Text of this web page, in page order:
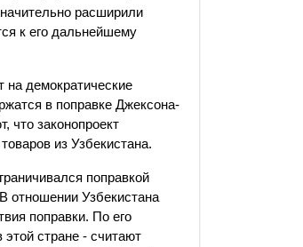
расширили
к его дальнейшему
на демократические
в поправке Джексона-
законопроект
из Узбекистана.
поправкой
отношении Узбекистана
поправки. По его
стране - считают